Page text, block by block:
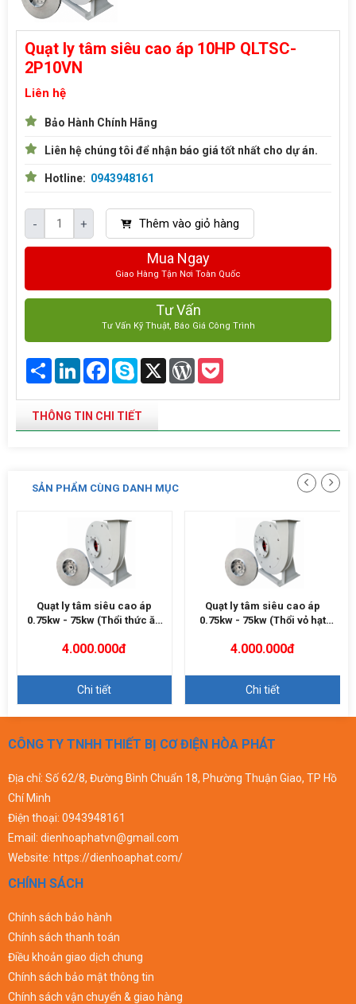
Quạt ly tâm siêu cao áp 10HP QLTSC-
2P10VN
Liên hệ
Bảo Hành Chính Hãng
Liên hệ chúng tôi để nhận báo giá tốt nhất cho dự án.
Hotline: 0943948161
- + Thêm vào giỏ hàng
Mua Ngay
Giao Hàng Tận Nơi Toàn Quốc
Tư Vấn
Tư Vấn Kỹ Thuật, Báo Giá Công Trình
Share LinkedInFacebook
Skype X WordPress
THÔNG TIN CHI TIẾT
SẢN PHẨM CÙNG DANH MỤC
Quạt ly tâm siêu cao áp
0.75kw - 75kw (Thổi thức ăn
4.000.000đ
Chi tiết
Quạt ly tâm siêu cao áp
0.75kw - 75kw (Thổi vỏ hạt
4.000.000đ
Chi tiết
CÔNG TY TNHH THIẾT BỊ CƠ ĐIỆN HÒA PHÁT
Địa chỉ: Số 62/8, Đường Bình Chuẩn 18, Phường Thuận Giao, TP Hồ
Chí Minh
Điện thoại: 0943948161
Email: dienhoaphatvn@gmail.com
Website: https://dienhoaphat.com/
CHÍNH SÁCH
Chính sách bảo hành
Chính sách thanh toán
Điều khoản giao dịch chung
Chính sách bảo mật thông tin
Chính sách vận chuyển & giao hàng